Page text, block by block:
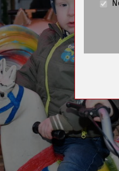
Cookie
Name
Anbieter